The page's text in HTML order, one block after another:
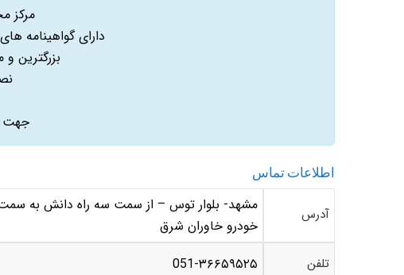
مرکز
دارای گواهینامه
بزرگترین
جهت
اطلاعات تماس
آدرس
خودرو خاوران شرق
تلفن 051-۳۶۶۵۹۵۲۵